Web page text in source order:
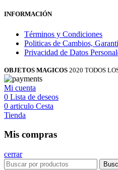
INFORMACIÓN
Términos y Condiciones
Politicas de Cambios,
Privacidad de Datos
OBJETOS MAGICOS 2020 TODOS
Mi cuenta
0 Lista de deseos
0 articulo Cesta
Tienda
Mis compras
cerrar